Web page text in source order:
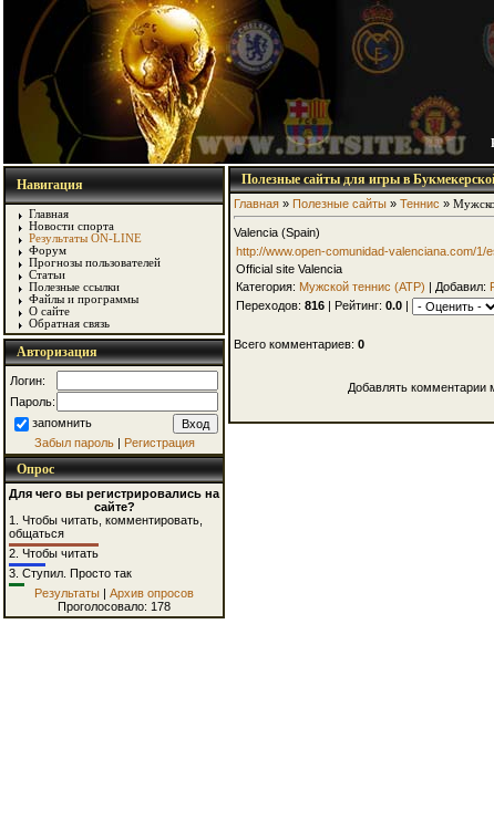
Навигация
Главная
Новости спорта
Результаты ON-LINE
Форум
Прогнозы пользователей
Статьи
Полезные ссылки
Файлы и программы
О сайте
Обратная связь
Авторизация
Логин:
Пароль:
запомнить
Забыл пароль| Регистрация
Опрос
Для чего вы регистрировались на
сайте?
1. Чтобы читать, комментировать,
общаться
2. Чтобы читать
3. Ступил. Просто так
Результаты | Архив опросов
Проголосовало: 178
Полезные сайты для игры в
Главная» Полезные сайты» Теннис »
Valencia (Spain)
http://www.open-comunidad-valenciana.com/1/
Official site Valencia
Категория: Мужской теннис (АТР) | Добавил:
Переходов: 816| Рейтинг: 0.0|
Всего комментариев: 0
Добавлять комментарии